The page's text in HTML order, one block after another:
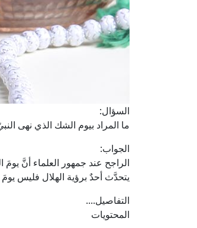
السؤال:
ما المراد بيوم الشك الذي نهى
الجواب:
الراجح عند جمهور العلماء أنَّ
يتحدَّث أحدٌ برؤية الهلال فليس
التفاصيل....
المحتويات